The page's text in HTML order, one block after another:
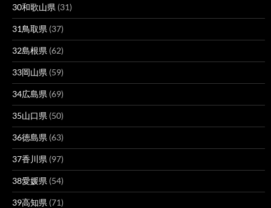
30和歌山県 (31)
31鳥取県 (37)
32島根県 (62)
33岡山県 (59)
34広島県 (69)
35山口県 (50)
36徳島県 (63)
37香川県 (97)
38愛媛県 (54)
39高知県 (71)